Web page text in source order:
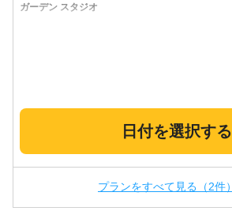
ガーデン スタジオ
日付を選択する
プランをすべて見る（2件）